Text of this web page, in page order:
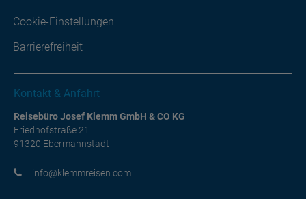
Cookie-Einstellungen
Barrierefreiheit
Kontakt & Anfahrt
Reisebüro Josef Klemm GmbH & CO KG
Friedhofstraße 21
91320 Ebermannstadt
moc.nesiermmelk@ofni